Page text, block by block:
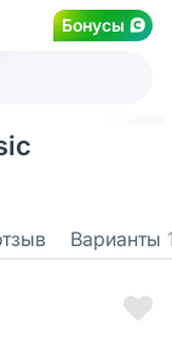
Бонусы
Варианты